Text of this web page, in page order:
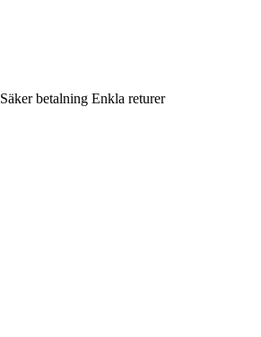
Säker betalning Enkla returer